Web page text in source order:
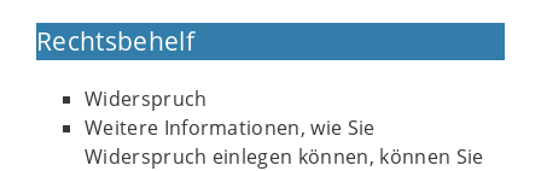
Rechtsbehelf
Widerspruch
Weitere Informationen, wie Sie
Widerspruch einlegen können, können Sie